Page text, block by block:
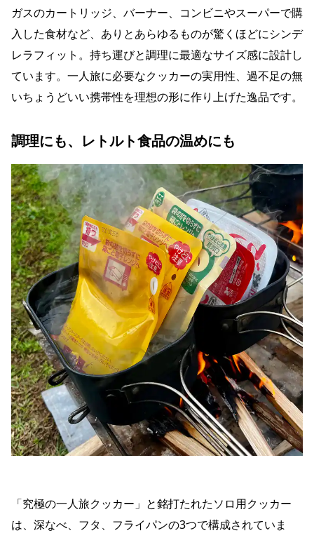
ガスのカートリッジ、バーナー、コンビニやスーパーで購
入した食材など、ありとあらゆるものが驚くほどにシンデ
レラフィット。持ち運びと調理に最適なサイズ感に設計し
ています。一人旅に必要なクッカーの実用性、過不足の無
いちょうどいい携帯性を理想の形に作り上げた逸品です。
調理にも、レトルト食品の温めにも
「究極の一人旅クッカー」と銘打たれたソロ用クッカー
は、深なべ、フタ、フライパンの3つで構成されていま